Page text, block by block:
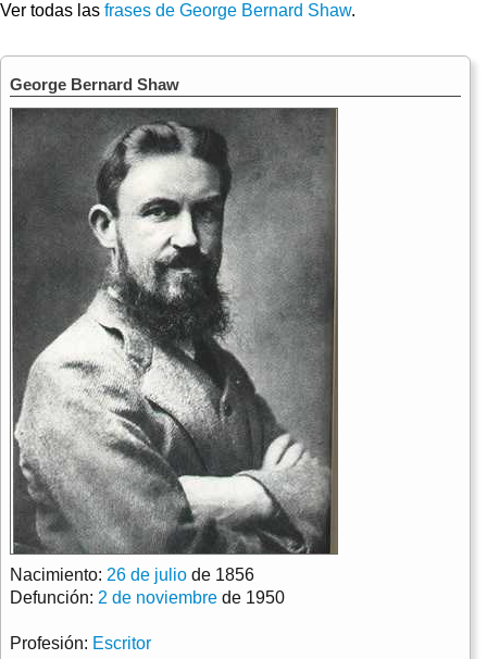
Ver todas las frases de George Bernard Shaw.
George Bernard Shaw
Nacimiento: 26 de julio de 1856
Defunción: 2 de noviembre de 1950
Profesión: Escritor